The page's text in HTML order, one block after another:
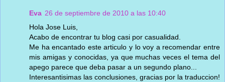
Eva 26 de septiembre de 2010 a las 10:40
Hola Jose Luis,
Acabo de encontrar tu blog casi por casualidad.
Me ha encantado este articulo y lo voy a recomendar entre
mis amigas y conocidas, ya que muchas veces el tema del
apego parece que deba pasar a un segundo plano...
Interesantisimas las conclusiones, gracias por la traduccion!